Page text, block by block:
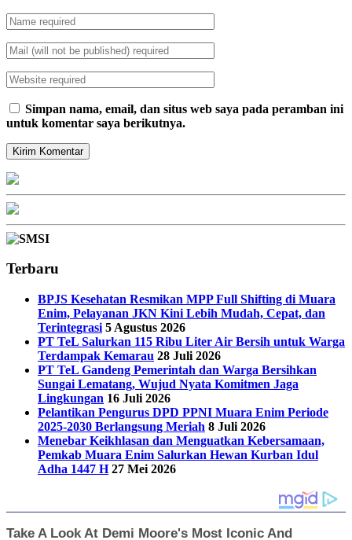
Simpan nama, email, dan situs web saya pada peramban ini
untuk komentar saya berikutnya.
Terbaru
BPJS Kesehatan Resmikan MPP Full Shifting di Muara
Enim, Pelayanan JKN Kini Lebih Mudah, Cepat, dan
Terintegrasi 5 Agustus 2026
PT TeL Salurkan 115 Ribu Liter Air Bersih untuk Warga
Terdampak Kemarau 28 Juli 2026
PT TeL Gandeng Pemerintah dan Warga Bersihkan
Sungai Lematang, Wujud Nyata Komitmen Jaga
Lingkungan 16 Juli 2026
Pelantikan Pengurus DPD PPNI Muara Enim Periode
2025-2030 Berlangsung Meriah 8 Juli 2026
Menebar Keikhlasan dan Menguatkan Kebersamaan,
Pemkab Muara Enim Salurkan Hewan Kurban Idul
Adha 1447 H 27 Mei 2026